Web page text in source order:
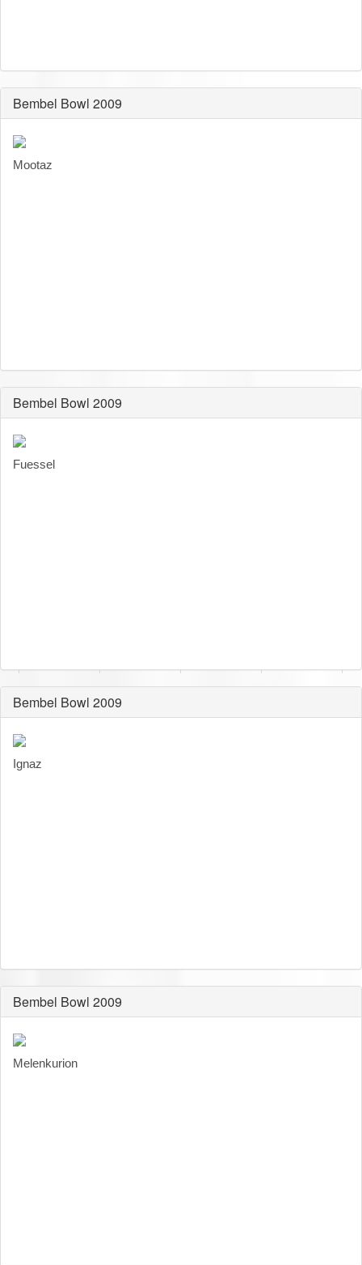
Bembel Bowl 2009
Mootaz
Bembel Bowl 2009
Fuessel
Bembel Bowl 2009
Ignaz
Bembel Bowl 2009
Melenkurion